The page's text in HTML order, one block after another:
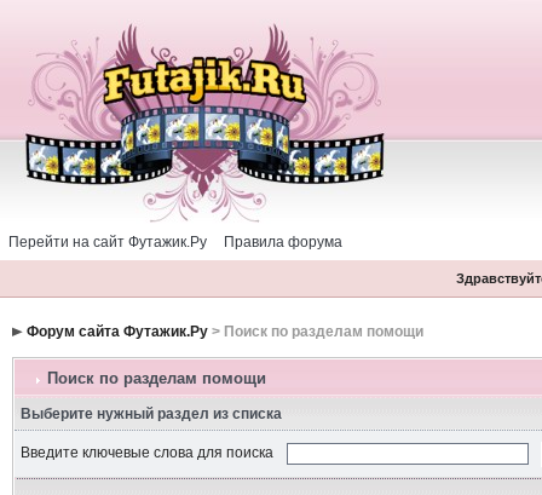
Перейти на сайт Футажик.Ру Правила форума
Форум сайта Футажик.Ру> Поиск по разделам помощи
Поиск по разделам помощи
Выберите нужный раздел из списка
Введите ключевые слова для поиска